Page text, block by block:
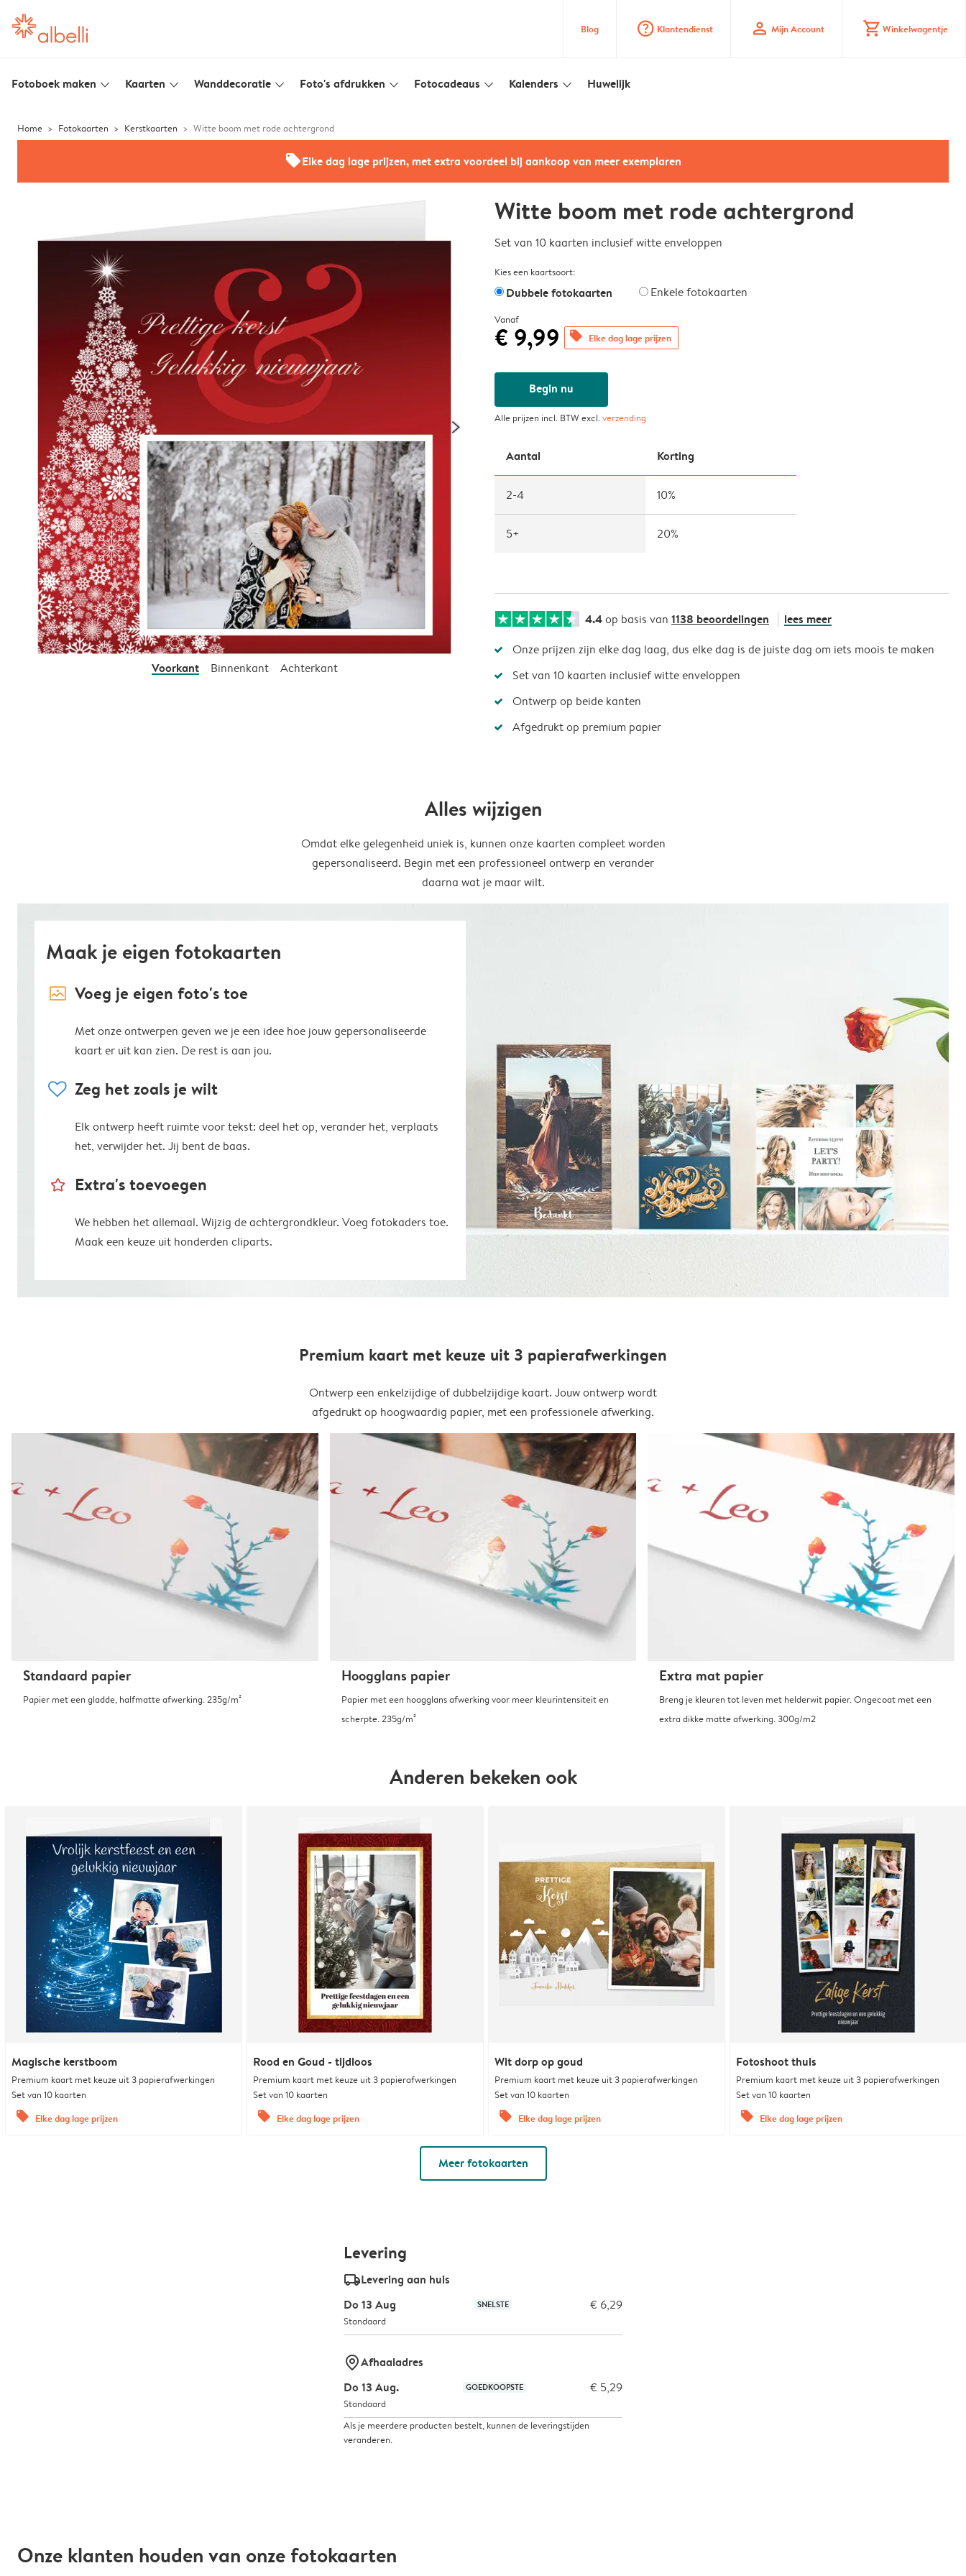
Blog question_mark_circle Klantendienst profile Mijn Account shopping_cart Winkelwagentje
Fotoboek maken slim_arrow_down Kaarten slim_arrow_down Wanddecoratie slim_arrow_down Foto's afdrukken slim_arrow_down Fotocadeaus slim_arrow_down Kalenders slim_arrow_down Huwelijk
Home Fotokaarten Kerstkaarten Witte boom met rode achtergrond
offersElke dag lage prijzen, met extra voordeel bij aankoop van meer exemplaren
Voorkant Binnenkant Achterkant
Witte boom met rode achtergrond
Set van 10 kaarten inclusief witte enveloppen
Kies een kaartsoort:
Dubbele fotokaarten Enkele fotokaarten
Vanaf
€ 9,99 offers Elke dag lage prijzen
Begin nu
Alle prijzen incl. BTW excl.verzending
Aantal Korting
2-4 10%
5+ 20%
4.4op basis van 1138 beoordelingen lees meer
Onze prijzen zijn elke dag laag, dus elke dag is de juiste dag om iets moois te maken
Set van 10 kaarten inclusief witte enveloppen
Ontwerp op beide kanten
Afgedrukt op premium papier
Alles wijzigen
Omdat elke gelegenheid uniek is, kunnen onze kaarten compleet worden
gepersonaliseerd. Begin met een professioneel ontwerp en verander
daarna wat je maar wilt.
Maak je eigen fotokaarten
image_placeholder Voeg je eigen foto's toe
Met onze ontwerpen geven we je een idee hoe jouw gepersonaliseerde
kaart er uit kan zien. De rest is aan jou.
heart Zeg het zoals je wilt
Elk ontwerp heeft ruimte voor tekst: deel het op, verander het, verplaats
het, verwijder het. Jij bent de baas.
star_outline Extra's toevoegen
We hebben het allemaal. Wijzig de achtergrondkleur. Voeg fotokaders toe.
Maak een keuze uit honderden cliparts.
Premium kaart met keuze uit 3 papierafwerkingen
Ontwerp een enkelzijdige of dubbelzijdige kaart. Jouw ontwerp wordt
afgedrukt op hoogwaardig papier, met een professionele afwerking.
Standaard papier
Papier met een gladde, halfmatte afwerking. 235g/m²
Hoogglans papier
Papier met een hoogglans afwerking voor meer kleurintensiteit en
scherpte. 235g/m²
Extra mat papier
Breng je kleuren tot leven met helderwit papier. Ongecoat met een
extra dikke matte afwerking. 300g/m2
Anderen bekeken ook
Magische kerstboom
Premium kaart met keuze uit 3 papierafwerkingen
Set van 10 kaarten
offers Elke dag lage prijzen
Rood en Goud - tijdloos
Premium kaart met keuze uit 3 papierafwerkingen
Set van 10 kaarten
offers Elke dag lage prijzen
Wit dorp op goud
Premium kaart met keuze uit 3 papierafwerkingen
Set van 10 kaarten
offers Elke dag lage prijzen
Fotoshoot thuis
Premium kaart met keuze uit 3 papierafwerkingen
Set van 10 kaarten
offers Elke dag lage prijzen
Meer fotokaarten
Levering
delivery_standard_v2Levering aan huis
Do 13 Aug
SNELSTE € 6,29
Standaard
marker-pinAfhaaladres
Do 13 Aug.
GOEDKOOPSTE € 5,29
Standaard
Als je meerdere producten bestelt, kunnen de leveringstijden
veranderen.
Onze klanten houden van onze fotokaarten